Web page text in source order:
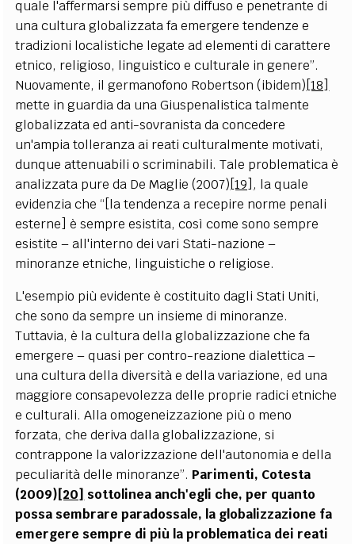
quale l'affermarsi sempre più diffuso e penetrante di
una cultura globalizzata fa emergere tendenze e
tradizioni localistiche legate ad elementi di carattere
etnico, religioso, linguistico e culturale in genere”.
Nuovamente, il germanofono Robertson (ibidem)[18]
mette in guardia da una Giuspenalistica talmente
globalizzata ed anti-sovranista da concedere
un'ampia tolleranza ai reati culturalmente motivati,
dunque attenuabili o scriminabili. Tale problematica è
analizzata pure da De Maglie (2007)[19] , la quale
evidenzia che “[la tendenza a recepire norme penali
esterne] è sempre esistita, così come sono sempre
esistite – all'interno dei vari Stati-nazione –
minoranze etniche, linguistiche o religiose.
L'esempio più evidente è costituito dagli Stati Uniti,
che sono da sempre un insieme di minoranze.
Tuttavia, è la cultura della globalizzazione che fa
emergere – quasi per contro-reazione dialettica –
una cultura della diversità e della variazione, ed una
maggiore consapevolezza delle proprie radici etniche
e culturali. Alla omogeneizzazione più o meno
forzata, che deriva dalla globalizzazione, si
contrappone la valorizzazione dell'autonomia e della
peculiarità delle minoranze”. Parimenti, Cotesta
(2009)[20] sottolinea anch'egli che, per quanto
possa sembrare paradossale, la globalizzazione fa
emergere sempre di più la problematica dei reati